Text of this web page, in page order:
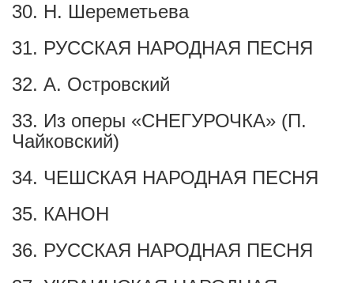
30. Н. Шереметьева
31. РУССКАЯ НАРОДНАЯ ПЕСНЯ
32. А. Островский
33. Из оперы «СНЕГУРОЧКА» (П.
Чайковский)
34. ЧЕШСКАЯ НАРОДНАЯ ПЕСНЯ
35. КАНОН
36. РУССКАЯ НАРОДНАЯ ПЕСНЯ